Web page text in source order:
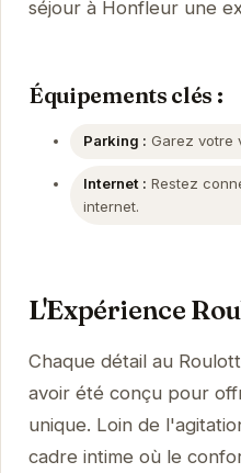
séjour à Honfleur une
Équipements clés :
Parking : Garez votre
Internet : Restez
internet.
L'Expérience
Chaque détail au
avoir été conçu pour
unique. Loin de
cadre intime où le